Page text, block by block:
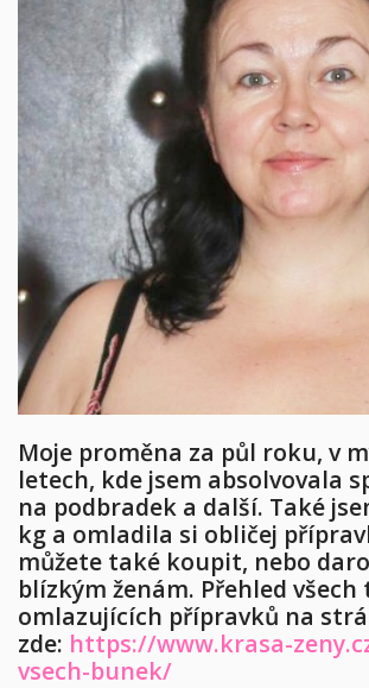
Moje proměna za půl roku, v
letech, kde jsem absolvovala
na podbradek a další. Také
kg a omladila si obličej
můžete také koupit, nebo
blízkým ženám. Přehled všech
omlazujících přípravků na
zde: https://www.krasa-
vsech-bunek/